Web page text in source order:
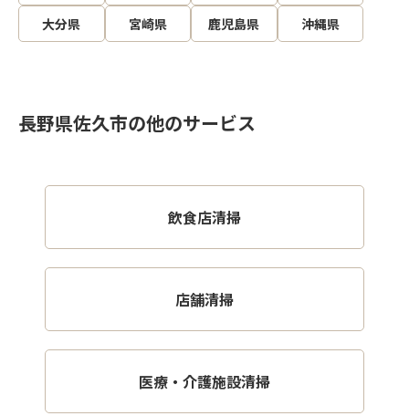
大分県
宮崎県 鹿児島県 沖縄県
長野県佐久市の他のサービス
飲食店清掃
店舗清掃
医療・介護施設清掃